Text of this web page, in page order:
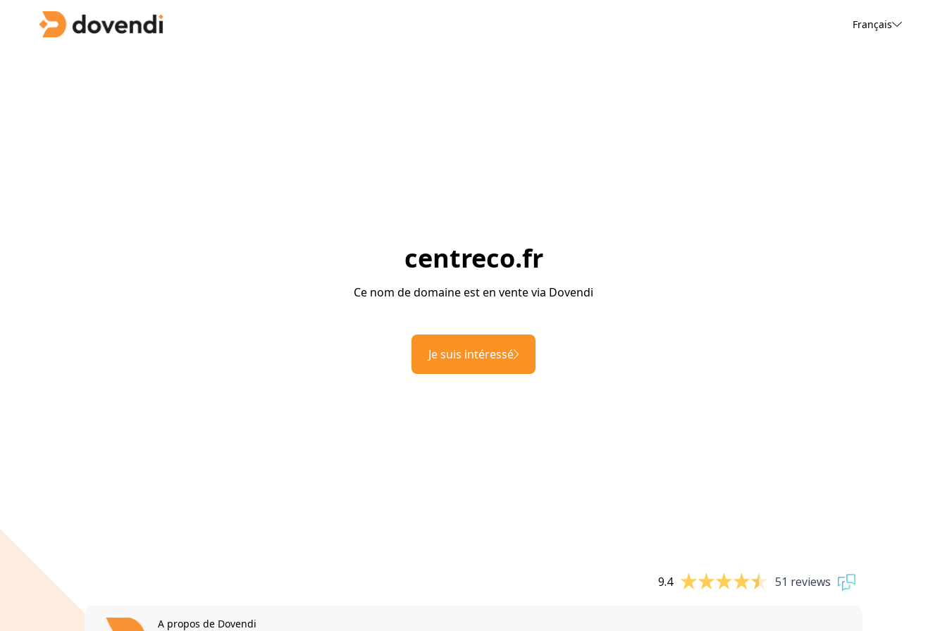
Français
centreco.fr
Ce nom de domaine est en vente via Dovendi
Je suis intéressé
9.4 51 reviews
A propos de Dovendi